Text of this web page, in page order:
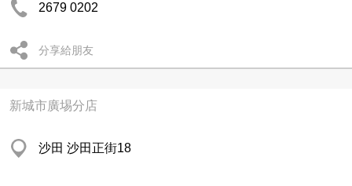
2679 0202
分享給朋友
新城市廣埸分店
沙田 沙田正街18